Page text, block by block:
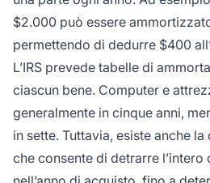
$2.000 può essere
permettendo di dedurre $400
L’IRS prevede tabelle di
ciascun bene. Computer e
generalmente in cinque anni,
in sette. Tuttavia, esiste anche
che consente di detrarre